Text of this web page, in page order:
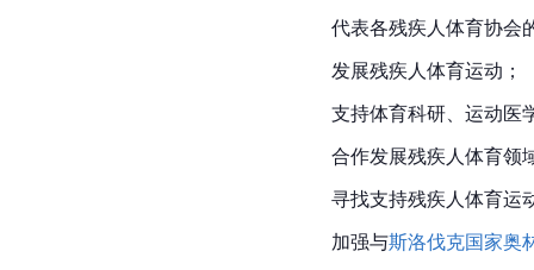
代表各残疾人体育协会
发展残疾人体育运动；
支持体育科研、运动医
合作发展残疾人体育领
寻找支持残疾人体育运
加强与斯洛伐克国家奥